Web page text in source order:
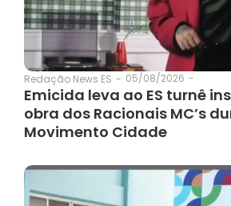
Redação News ES - 05/08/2026 -
Emicida leva ao ES turnê
obra dos Racionais MC’s
Movimento Cidade